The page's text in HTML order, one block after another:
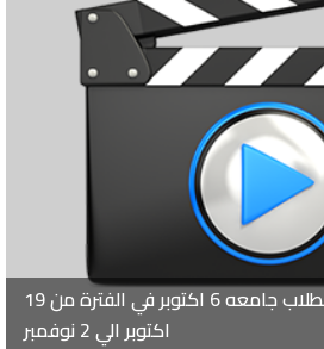
التدريب الصيفي لطلاب جامعه 6 اكتوبر في الفترة من 19
اكتوبر الي 2 نوفمبر